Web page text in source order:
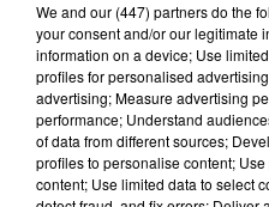
We and our (447) partnersdo the
your consent and/or our legitimate
information on a device; Use
profiles for personalised
advertising; Measure advertising
performance; Understand
of data from different sources;
profiles to personalise content;
content; Use limited data to select